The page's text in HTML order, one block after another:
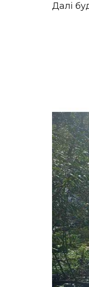
Далі